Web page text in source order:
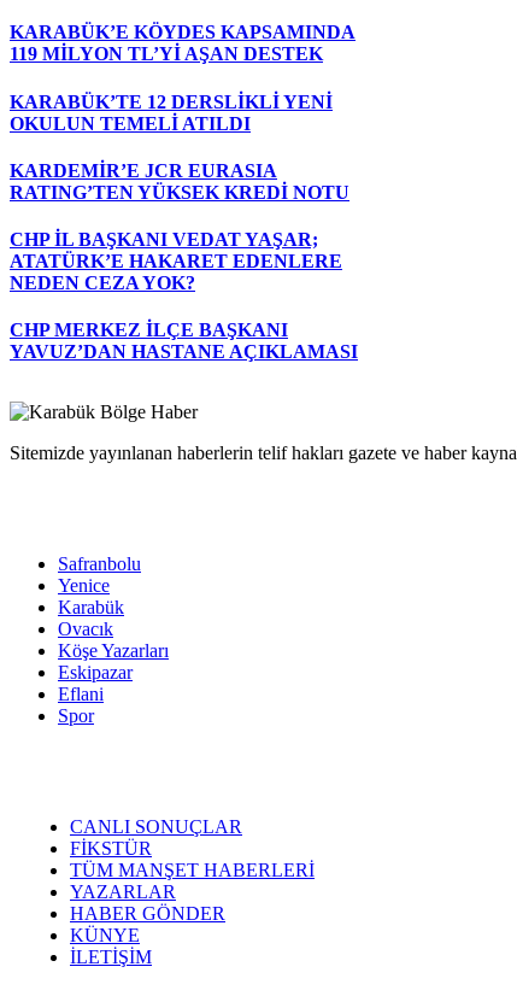
KARABÜK’E KÖYDES KAPSAMINDA
119 MİLYON TL’Yİ AŞAN DESTEK
KARABÜK’TE 12 DERSLİKLİ YENİ
OKULUN TEMELİ ATILDI
KARDEMİR’E JCR EURASIA
RATING’TEN YÜKSEK KREDİ NOTU
CHP İL BAŞKANI VEDAT YAŞAR;
ATATÜRK’E HAKARET EDENLERE
NEDEN CEZA YOK?
CHP MERKEZ İLÇE BAŞKANI
YAVUZ’DAN HASTANE AÇIKLAMASI
Sitemizde yayınlanan haberlerin telif hakları gazete ve haber
Safranbolu
Yenice
Karabük
Ovacık
Köşe Yazarları
Eskipazar
Eflani
Spor
CANLI SONUÇLAR
FİKSTÜR
TÜM MANŞET HABERLERİ
YAZARLAR
HABER GÖNDER
KÜNYE
İLETİŞİM